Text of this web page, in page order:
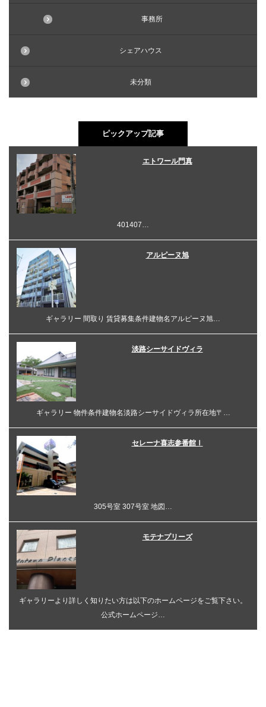
事務所
シェアハウス
未分類
ピックアップ記事
エトワール門真
401407…
アルピーヌ旭
ギャラリー 間取り 賃貸募集条件建物名アルピーヌ旭…
淡路シーサイドヴィラ
ギャラリー 物件条件建物名淡路シーサイドヴィラ所在地〒…
セレーナ喜志参番館Ⅰ
305号室 307号室 地図…
モテナプリーズ
ギャラリーより詳しく知りたい方は以下のホームページをご覧下さい。
公式ホームページ…